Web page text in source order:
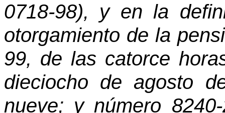
0718-98), y en la
otorgamiento de la
99, de las catorce
dieciocho de agosto
nueve; y número